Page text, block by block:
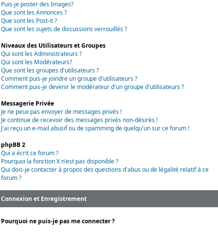
Puis-je poster des Images?
Que sont les Annonces ?
Que sont les Post-it ?
Que sont les sujets de discussions verrouillés ?
Niveaux des Utilisateurs et Groupes
Qui sont les Administrateurs ?
Qui sont les Modérateurs?
Que sont les groupes d'utilisateurs ?
Comment puis-je joindre un groupe d'utilisateurs ?
Comment puis-je devenir le modérateur d'un groupe d'utilisateurs ?
Messagerie Privée
Je ne peux pas envoyer de messages privés !
Je continue de recevoir des messages privés non-désirés !
J'ai reçu un e-mail abusif ou de spamming de quelqu'un sur ce forum !
phpBB 2
Qui a écrit ce forum ?
Pourquoi la fonction X n'est pas disponible ?
Qui dois-je contacter à propos des questions d'abus ou de légalité relatif à ce
forum ?
Connexion et Enregistrement
Pourquoi ne puis-je pas me connecter ?